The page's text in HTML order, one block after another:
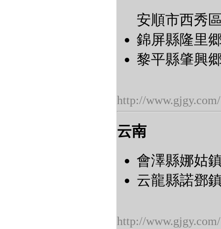
安順市西秀
錦屏縣隆里
黎平縣肇興
http://www.gjgy.com/
云南
會澤縣娜姑
云龍縣諾鄧
http://www.gjgy.com/